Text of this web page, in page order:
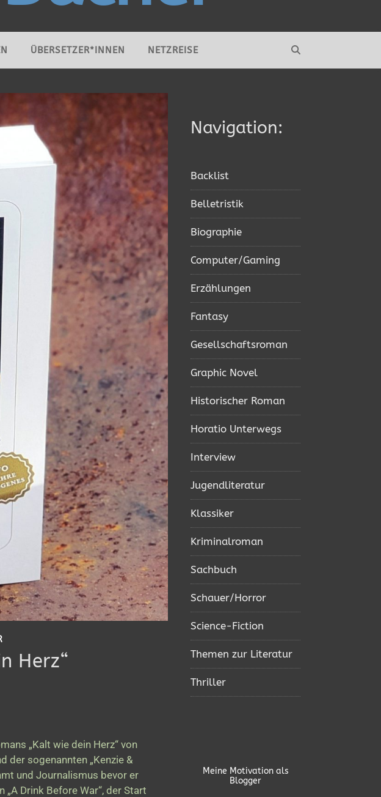
ÜBERSETZER*INNEN NETZREISE
Herz“
„Kalt wie dein Herz“ von
der sogenannten „Kenzie &
und Journalismus bevor er
Drink Before War“, der Start
Navigation:
Backlist
Belletristik
Biographie
Computer/Gaming
Erzählungen
Fantasy
Gesellschaftsroman
Graphic Novel
Historischer Roman
Horatio Unterwegs
Interview
Jugendliteratur
Klassiker
Kriminalroman
Sachbuch
Schauer/Horror
Science-Fiction
Themen zur Literatur
Thriller
Meine Motivation als
Blogger